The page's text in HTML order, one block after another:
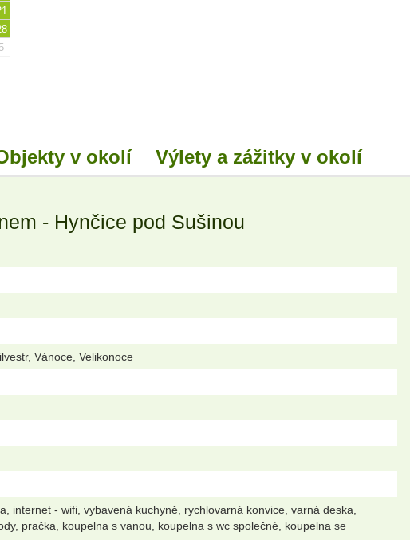
5
v okolí Výlety a zážitky v okolí
- Hynčice pod Sušinou
Vánoce, Velikonoce
internet - wifi, vybavená kuchyně, rychlovarná konvice, varná deska,
pračka, koupelna s vanou, koupelna s wc společné, koupelna se